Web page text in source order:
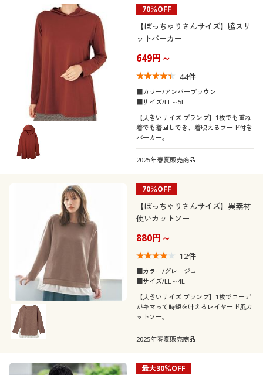
70％OFF
【ぽっちゃりさんサイズ】脇スリ
ットパーカー
649円～
44件
■カラー/アンバーブラウン
■サイズ/LL～5L
【大きいサイズ プランプ】1枚でも重ね
着でも着回しでき、着映えるフード付き
パーカー。
2025年春夏販売商品
70％OFF
【ぽっちゃりさんサイズ】異素材
使いカットソー
880円～
12件
■カラー/グレージュ
■サイズ/LL～4L
【大きいサイズ プランプ】1枚でコーデ
がキマって時短を叶えるレイヤード風カ
ットソー。
2025年春夏販売商品
最大30％OFF